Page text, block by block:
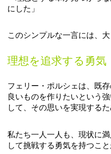
にした」
このシンプルな一言には、
理想を追求する勇気
フェリー・ポルシェは、既
良いものを作りたいという
して、その思いを実現する
私たち一人一人も、現状に
して挑戦する勇気を持つこと